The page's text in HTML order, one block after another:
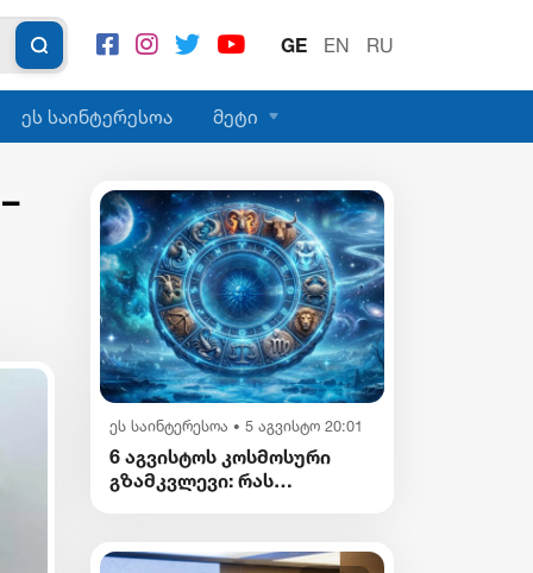
GE EN RU
ეს საინტერესოა მეტი
ეს საინტერესოა • 5 აგვისტო 20:01
6 აგვისტოს კოსმოსური
გზამკვლევი: რას